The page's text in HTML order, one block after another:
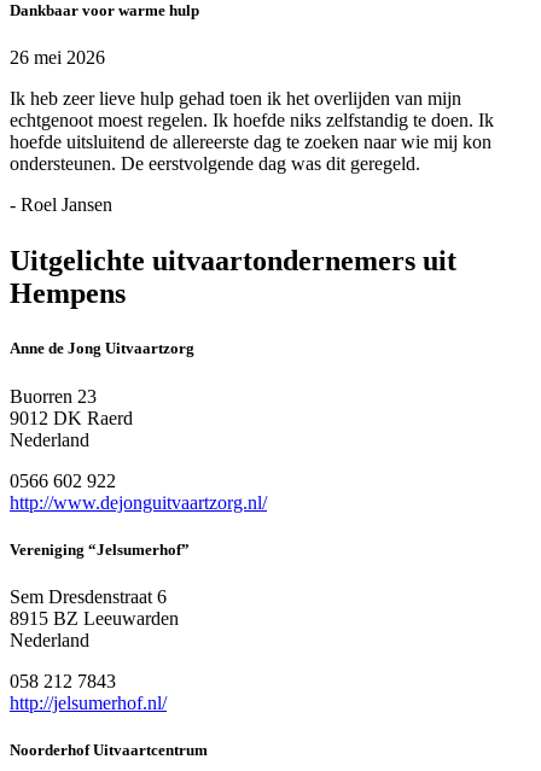
Dankbaar voor warme hulp
26 mei 2026
Ik heb zeer lieve hulp gehad toen ik het overlijden van mijn
echtgenoot moest regelen. Ik hoefde niks zelfstandig te doen. Ik
hoefde uitsluitend de allereerste dag te zoeken naar wie mij kon
ondersteunen. De eerstvolgende dag was dit geregeld.
- Roel Jansen
Uitgelichte uitvaartondernemers uit
Hempens
Anne de Jong Uitvaartzorg
Buorren 23
9012 DK Raerd
Nederland
0566 602 922
http://www.dejonguitvaartzorg.nl/
Vereniging “Jelsumerhof”
Sem Dresdenstraat 6
8915 BZ Leeuwarden
Nederland
058 212 7843
http://jelsumerhof.nl/
Noorderhof Uitvaartcentrum